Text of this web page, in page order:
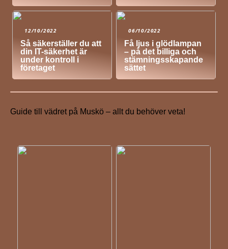
12/10/2022
Så säkerställer du att
din IT-säkerhet är
under kontroll i
företaget
06/10/2022
Få ljus i glödlampan
– på det billiga och
stämningsskapande
sättet
Guide till vädret på Muskö – allt du behöver veta!